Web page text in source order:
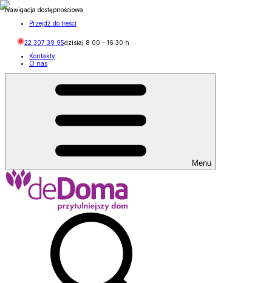
Nawigacja dostępnościowa
Przejdź do treści
22 307 39 95dzisiaj 8:00 - 16:30 h
Kontakty
O nas
Menu